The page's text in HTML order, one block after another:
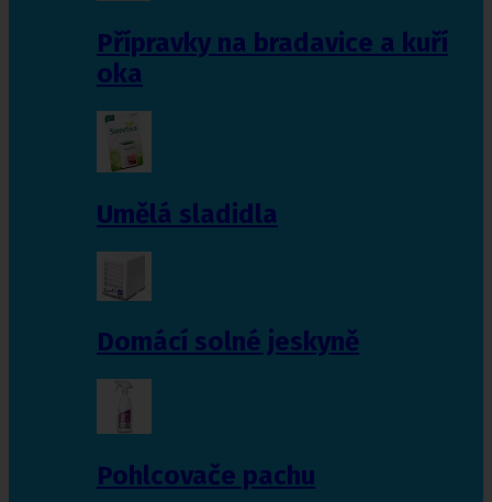
Přípravky na bradavice a kuří
oka
Umělá sladidla
Domácí solné jeskyně
Pohlcovače pachu